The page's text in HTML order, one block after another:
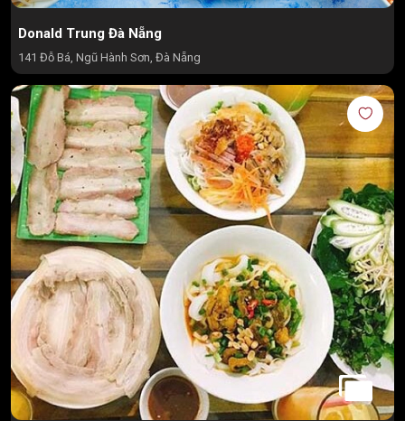
Donald Trung Đà Nẵng
141 Đỗ Bá, Ngũ Hành Sơn, Đà Nẵng